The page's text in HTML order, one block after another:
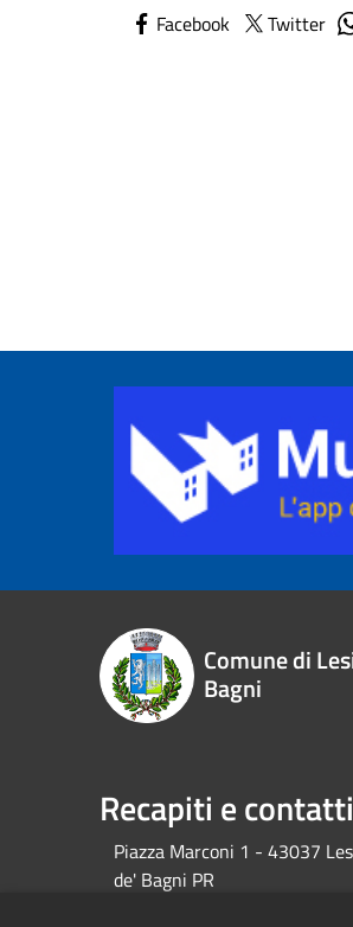
Facebook Twitter
Comune di
Bagni
Recapiti e contatti
Piazza Marconi 1 - 43037
de' Bagni PR